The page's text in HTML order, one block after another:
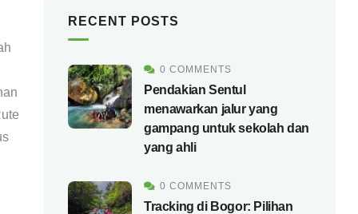
RECENT POSTS
0 COMMENTS
Pendakian Sentul
menawarkan jalur yang
gampang untuk sekolah dan
yang ahli
0 COMMENTS
Tracking di Bogor: Pilihan